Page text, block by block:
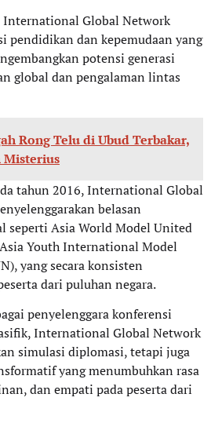
Global Network
pendidikan dan kepemudaan yang
potensi generasi
global dan pengalaman lintas
Rong Telu di Ubud Terbakar,
Misterius
tahun 2016, International Global
belasan
seperti Asia World Model United
Youth International Model
yang secara konsisten
dari puluhan negara.
penyelenggara konferensi
International Global Network
simulasi diplomasi, tetapi juga
yang menumbuhkan rasa
dan empati pada peserta dari